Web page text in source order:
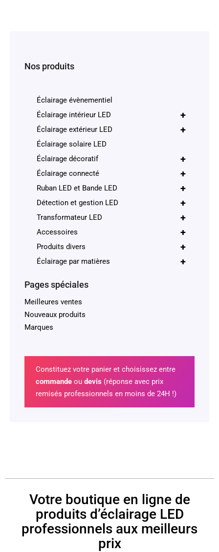
Nos produits
Éclairage évènementiel
+
Éclairage intérieur LED
+
Éclairage extérieur LED
Éclairage solaire LED
+
Éclairage décoratif
+
Éclairage connecté
+
Ruban LED et Bande LED
+
Détection et gestion LED
+
Transformateur LED
+
Accessoires
+
Produits divers
+
Éclairage par matières
Pages spéciales
Meilleures ventes
Nouveaux produits
Marques
Constituez votre panier et choisissez entre
commandeou devis (réponse avec prix
remisés professionnels en moins de 24H !)
Votre boutique en ligne de
produits d’éclairage LED
professionnels aux meilleurs
prix